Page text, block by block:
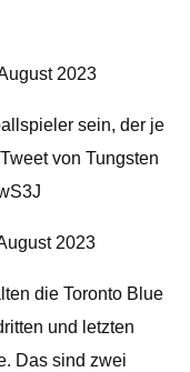
2023
sein, der je
von Tungsten
2023
die Toronto Blue
und letzten
Das sind zwei